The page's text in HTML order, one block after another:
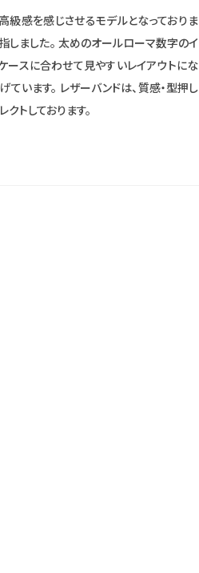
感を感じさせるモデルとなっておりま
しました。 太めのオールローマ数字のイ
ースに合わせて見やすいレイアウトにな
います。 レザーバンドは、質感・型押し
トしております。